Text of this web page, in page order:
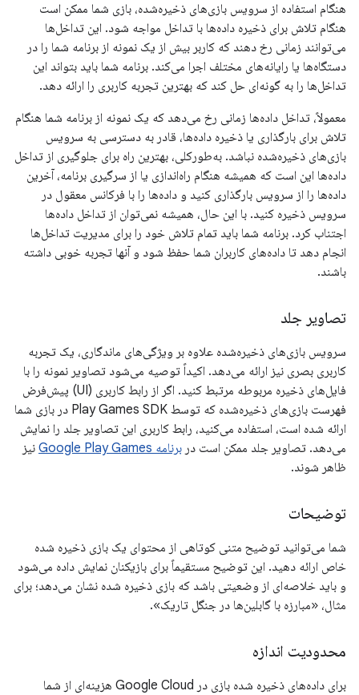
هنگام استفاده از سرویس بازی‌های ذخیره‌شده، بازی شما ممکن است
هنگام تلاش برای ذخیره داده‌ها با تداخل مواجه شود. این تداخل‌ها
می‌توانند زمانی رخ دهند که کاربر بیش از یک نمونه از برنامه شما را در
دستگاه‌ها یا رایانه‌های مختلف اجرا می‌کند. برنامه شما باید بتواند این
تداخل‌ها را به گونه‌ای حل کند که بهترین تجربه کاربری را ارائه دهد.
معمولاً، تداخل داده‌ها زمانی رخ می‌دهد که یک نمونه از برنامه شما هنگام
تلاش برای بارگذاری یا ذخیره داده‌ها، قادر به دسترسی به سرویس
بازی‌های ذخیره‌شده نباشد. به‌طورکلی، بهترین راه برای جلوگیری از تداخل
داده‌ها این است که همیشه هنگام راه‌اندازی یا از سرگیری برنامه، آخرین
داده‌ها را از سرویس بارگذاری کنید و داده‌ها را با فرکانس معقول در
سرویس ذخیره کنید. با این حال، همیشه نمی‌توان از تداخل داده‌ها
اجتناب کرد. برنامه شما باید تمام تلاش خود را برای مدیریت تداخل‌ها
انجام دهد تا داده‌های کاربران شما حفظ شود و آنها تجربه خوبی داشته
باشند.
تصاویر جلد
سرویس بازی‌های ذخیره‌شده علاوه بر ویژگی‌های ماندگاری، یک تجربه
کاربری بصری نیز ارائه می‌دهد. اکیداً توصیه می‌شود تصاویر نمونه را با
فایل‌های ذخیره مربوطه مرتبط کنید. اگر از رابط کاربری (UI) پیش‌فرض
فهرست بازی‌های ذخیره‌شده که توسط Play Games SDK در بازی شما
ارائه شده است، استفاده می‌کنید، رابط کاربری این تصاویر جلد را نمایش
می‌دهد. تصاویر جلد ممکن است در برنامه Google Play Games
نیز
ظاهر شوند.
توضیحات
شما می‌توانید توضیح متنی کوتاهی از محتوای یک بازی ذخیره شده
خاص ارائه دهید. این توضیح مستقیماً برای بازیکنان نمایش داده می‌شود
و باید خلاصه‌ای از وضعیتی باشد که بازی ذخیره شده نشان می‌دهد؛ برای
مثال، «مبارزه با گابلین‌ها در جنگل تاریک».
محدودیت اندازه
برای داده‌های ذخیره شده بازی در Google Cloud هزینه‌ای از شما